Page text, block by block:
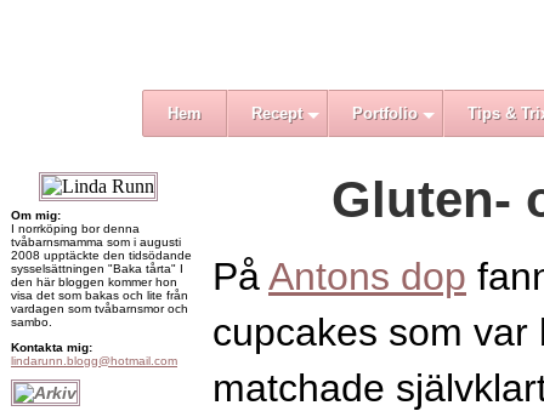
Hem Recept Portfolio Tips &
Om mig:
I norrköping bor denna
tvåbarnsmamma som i augusti
2008 upptäckte den tidsödande
sysselsättningen "Baka tårta" I
den här bloggen kommer hon
visa det som bakas och lite från
vardagen som tvåbarnsmor och
sambo.
Kontakta mig:
lindarunn.blogg@hotmail.com
Gluten-
PåAntons dop
cupcakes som
matchade